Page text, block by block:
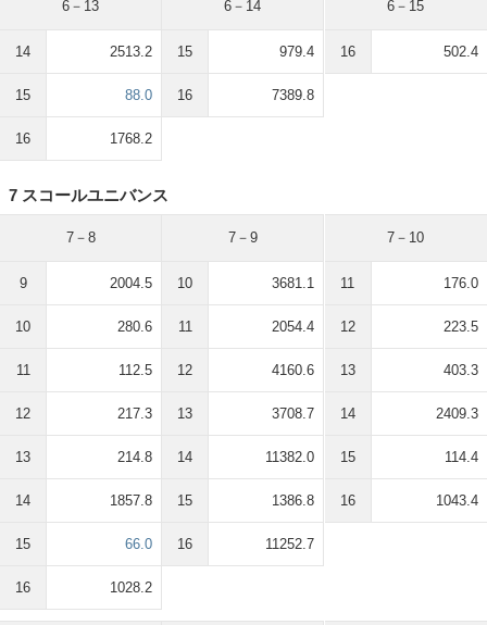
6－13
14 2513.2
15 88.0
16 1768.2
6－14
15 979.4
16 7389.8
6－15
16 502.4
7 スコールユニバンス
7－8
9 2004.5
10 280.6
11 112.5
12 217.3
13 214.8
14 1857.8
15 66.0
16 1028.2
7－9
10 3681.1
11 2054.4
12 4160.6
13 3708.7
14 11382.0
15 1386.8
16 11252.7
7－10
11 176.0
12 223.5
13 403.3
14 2409.3
15 114.4
16 1043.4